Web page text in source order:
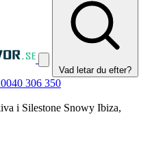
Vad letar du efter?
040 306 350
i Silestone Snowy Ibiza,